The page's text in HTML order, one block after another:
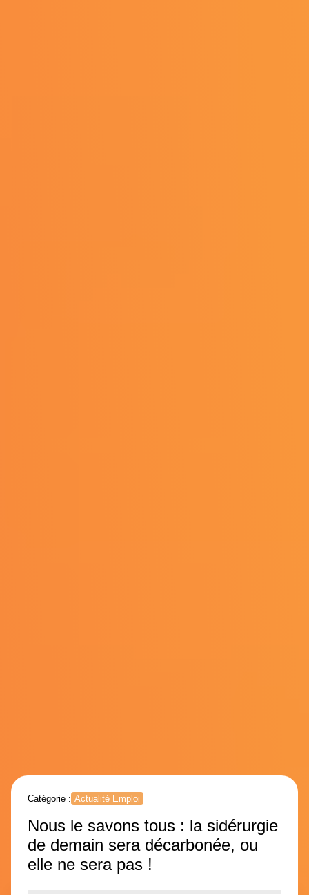
Catégorie : Actualité Emploi
Nous le savons tous : la sidérurgie
de demain sera décarbonée, ou
elle ne sera pas !